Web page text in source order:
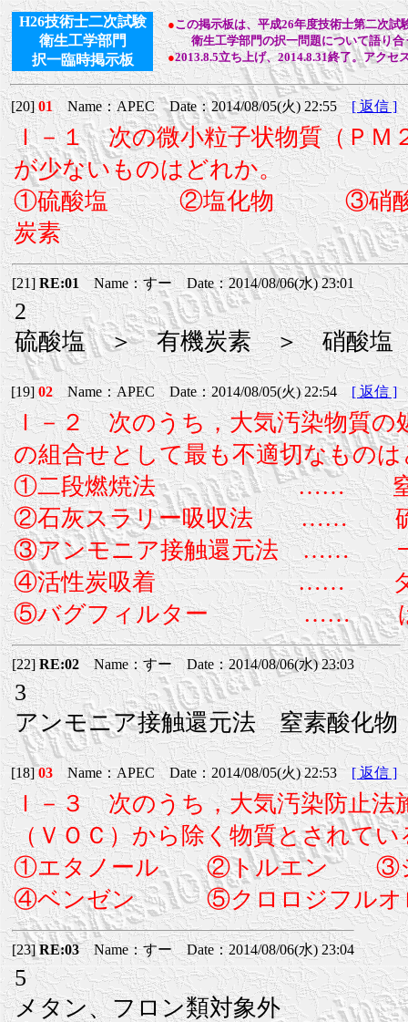
H26技術士二次試験
衛生工学部門
択一臨時掲示板
●この掲示板は、平成26年度技術士第二次試
衛生工学部門の択一問題について語り合
●2013.8.5立ち上げ、2014.8.31終了。アクセ
[20]01Name：APEC Date：2014/08/05(火) 22:55[ 返信 ]
Ｉ－１ 次の微小粒子状物質（ＰＭ
が少ないものはどれか。
①硫酸塩 ②塩化物 ③硝
炭素
[21]RE:01 Name：すー Date：2014/08/06(水) 23:01
2
硫酸塩 ＞ 有機炭素 ＞ 硝酸
[19]02Name：APEC Date：2014/08/05(火) 22:54 [ 返信 ]
Ｉ－２ 次のうち，大気汚染物質の
の組合せとして最も不適切なもの
①二段燃焼法 …… 窒素
②石灰スラリー吸収法 …… 硫
③アンモニア接触還元法 …… 一
④活性炭吸着 …… ダイ
⑤バグフィルター …… ば
[22]RE:02 Name：すー Date：2014/08/06(水) 23:03
3
アンモニア接触還元法 窒素酸化物
[18]03 Name：APEC Date：2014/08/05(火) 22:53 [ 返信 ]
Ｉ－３ 次のうち，大気汚染防止法
（ＶＯＣ）から除く物質とされて
①エタノール ②トルエン ③ジ
④ベンゼン ⑤クロロジフルオ
[23]RE:03Name：すー Date：2014/08/06(水) 23:04
5
メタン、フロン類対象外